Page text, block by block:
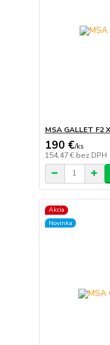
MSA GALLET F2
190 €/ks
154,47 € bez DPH
Akcia
Novinka